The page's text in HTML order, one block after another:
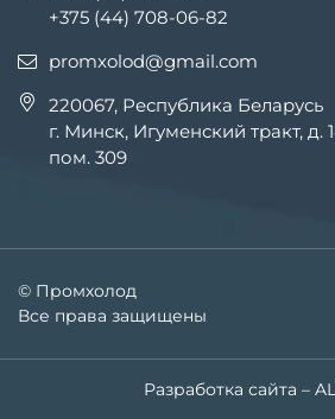
+375 (44) 708-06-82
promxolod@gmail.com
220067, Республика Беларусь
г. Минск, Игуменский тракт, д.
пом. 309
© Промхолод
Все права защищены
Разработка сайта –